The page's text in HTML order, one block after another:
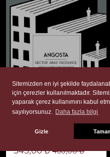
Sitemizden en iyi şekilde
için çerezler kullanılmaktadır.
yaparak çerez kullanımını kabul
sayılıyorsunuz. Daha fazla bilgi
Gizle
Héctor Abad
345,00 ₺ 460,00 ₺